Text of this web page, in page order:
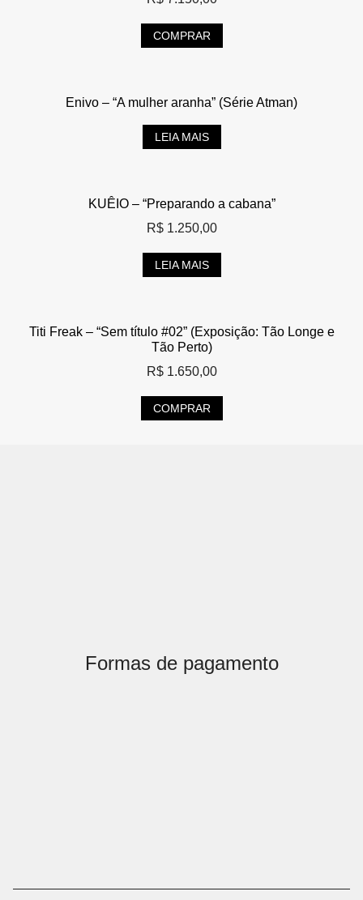
COMPRAR
Enivo – “A mulher aranha” (Série Atman)
LEIA MAIS
KUÊIO – “Preparando a cabana”
R$1.250,00
LEIA MAIS
Titi Freak – “Sem título #02” (Exposição: Tão Longe e
Tão Perto)
R$1.650,00
COMPRAR
Formas de pagamento